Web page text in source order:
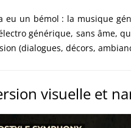
eu un bémol : la musique
générique, sans âme,
(dialogues, décors,
visuelle et